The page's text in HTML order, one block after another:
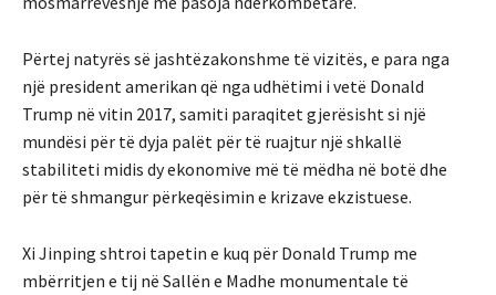
Përtej natyrës së jashtëzakonshme të vizitës, e para nga
një president amerikan që nga udhëtimi i vetë Donald
Trump në vitin 2017, samiti paraqitet gjerësisht si një
mundësi për të dyja palët për të ruajtur një shkallë
stabiliteti midis dy ekonomive më të mëdha në botë dhe
për të shmangur përkeqësimin e krizave ekzistuese.
Xi Jinping shtroi tapetin e kuq për Donald Trump me
mbërritjen e tij në Sallën e Madhe monumentale të